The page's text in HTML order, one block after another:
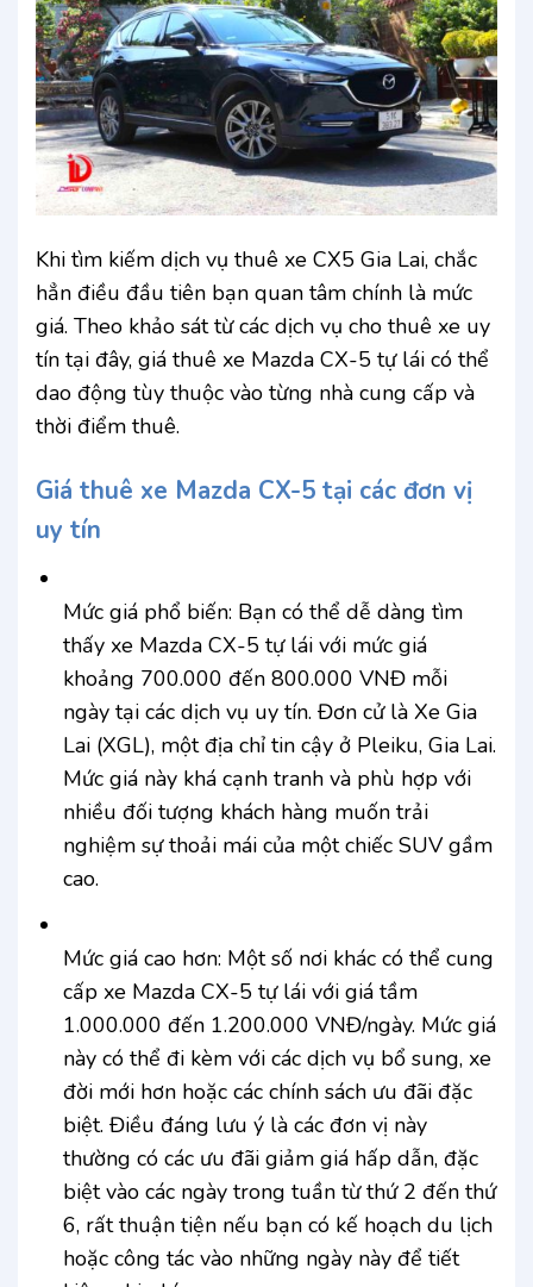
Khi tìm kiếm dịch vụ thuê xe CX5 Gia Lai, chắc
hẳn điều đầu tiên bạn quan tâm chính là mức
giá. Theo khảo sát từ các dịch vụ cho thuê xe uy
tín tại đây, giá thuê xe Mazda CX-5 tự lái có thể
dao động tùy thuộc vào từng nhà cung cấp và
thời điểm thuê.
Giá thuê xe Mazda CX-5 tại các đơn vị
uy tín
Mức giá phổ biến: Bạn có thể dễ dàng tìm
thấy xe Mazda CX-5 tự lái với mức giá
khoảng 700.000 đến 800.000 VNĐ mỗi
ngày tại các dịch vụ uy tín. Đơn cử là Xe Gia
Lai (XGL), một địa chỉ tin cậy ở Pleiku, Gia Lai.
Mức giá này khá cạnh tranh và phù hợp với
nhiều đối tượng khách hàng muốn trải
nghiệm sự thoải mái của một chiếc SUV gầm
cao.
Mức giá cao hơn: Một số nơi khác có thể cung
cấp xe Mazda CX-5 tự lái với giá tầm
1.000.000 đến 1.200.000 VNĐ/ngày. Mức giá
này có thể đi kèm với các dịch vụ bổ sung, xe
đời mới hơn hoặc các chính sách ưu đãi đặc
biệt. Điều đáng lưu ý là các đơn vị này
thường có các ưu đãi giảm giá hấp dẫn, đặc
biệt vào các ngày trong tuần từ thứ 2 đến thứ
6, rất thuận tiện nếu bạn có kế hoạch du lịch
hoặc công tác vào những ngày này để tiết